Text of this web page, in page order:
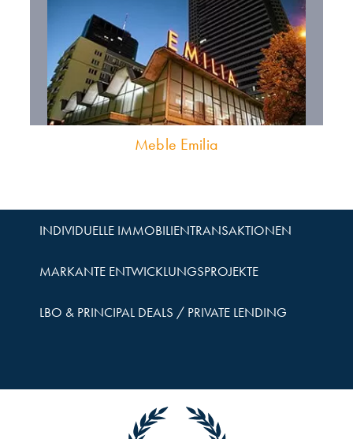
Meble Emilia
INDIVIDUELLE IMMOBILIENTRANSAKTIONEN
MARKANTE ENTWICKLUNGSPROJEKTE
LBO & PRINCIPAL DEALS / PRIVATE LENDING